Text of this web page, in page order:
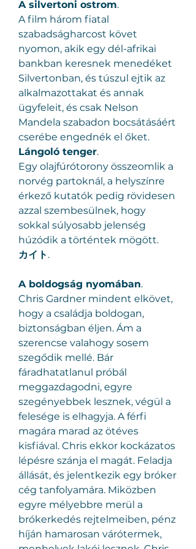
A silvertoni ostrom.
A film három fiatal
szabadságharcost követ
nyomon, akik egy dél-afrikai
bankban keresnek menedéket
Silvertonban, és túszul ejtik az
alkalmazottakat és annak
ügyfeleit, és csak Nelson
Mandela szabadon bocsátásáért
cserébe engednék el őket.
Lángoló tenger.
Egy olajfúrótorony összeomlik a
norvég partoknál, a helyszínre
érkező kutatók pedig rövidesen
azzal szembesülnek, hogy
sokkal súlyosabb jelenség
húzódik a történtek mögött.
カイト .
A boldogság nyomában.
Chris Gardner mindent elkövet,
hogy a családja boldogan,
biztonságban éljen. Ám a
szerencse valahogy sosem
szegődik mellé. Bár
fáradhatatlanul próbál
meggazdagodni, egyre
szegényebbek lesznek, végül a
felesége is elhagyja. A férfi
magára marad az ötéves
kisfiával. Chris ekkor kockázatos
lépésre szánja el magát. Feladja
állását, és jelentkezik egy bróker
cég tanfolyamára. Miközben
egyre mélyebbre merül a
brókerkedés rejtelmeiben, pénz
híján hamarosan várótermek,